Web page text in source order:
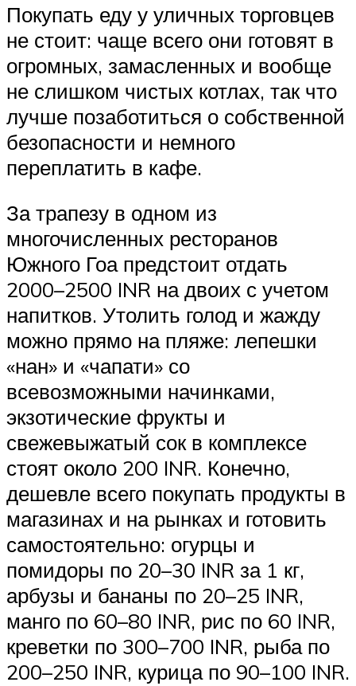
Покупать еду у уличных торговцев
не стоит: чаще всего они готовят в
огромных, замасленных и вообще
не слишком чистых котлах, так что
лучше позаботиться о собственной
безопасности и немного
переплатить в кафе.
За трапезу в одном из
многочисленных ресторанов
Южного Гоа предстоит отдать
2000–2500 INR на двоих с учетом
напитков. Утолить голод и жажду
можно прямо на пляже: лепешки
«нан» и «чапати» со
всевозможными начинками,
экзотические фрукты и
свежевыжатый сок в комплексе
стоят около 200 INR. Конечно,
дешевле всего покупать продукты в
магазинах и на рынках и готовить
самостоятельно: огурцы и
помидоры по 20–30 INR за 1 кг,
арбузы и бананы по 20–25 INR,
манго по 60–80 INR, рис по 60 INR,
креветки по 300–700 INR, рыба по
200–250 INR, курица по 90–100 INR.